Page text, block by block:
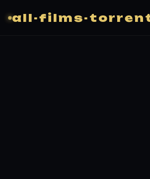
all-films-